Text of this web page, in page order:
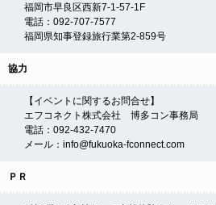
福岡市早良区西新7-1-57-1F
電話：092-707-7577
福岡県知事登録旅行業第2-859号
協力
【イベントに関するお問合せ】
エフコネクト株式会社 博多コン事務局
電話：092-432-7470
メール：info@fukuoka-fconnect.com
ＰＲ